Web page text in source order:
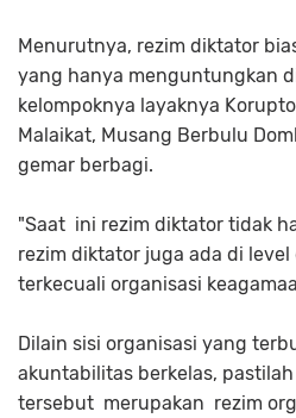
Menurutnya, rezim diktator
yang hanya menguntungkan
kelompoknya layaknya
Malaikat, Musang Berbulu
gemar berbagi.
"Saat ini rezim diktator tidak
rezim diktator juga ada di level
terkecuali organisasi
Dilain sisi organisasi yang
akuntabilitas berkelas, pastilah
tersebut merupakan rezim